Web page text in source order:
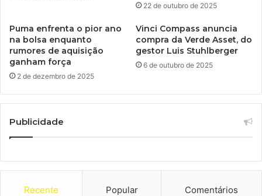
22 de outubro de 2025
Puma enfrenta o pior ano
na bolsa enquanto
rumores de aquisição
ganham força
2 de dezembro de 2025
Vinci Compass anuncia
compra da Verde Asset, do
gestor Luis Stuhlberger
6 de outubro de 2025
Publicidade
Recente Popular Comentários